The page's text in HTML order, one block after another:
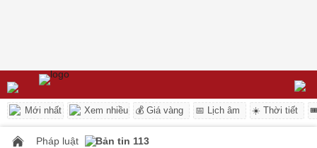
Mới nhất Xem nhiều 💰 Giá vàng 📅 Lịch âm ☀️ Thời tiết
Pháp luật Bản tin 113